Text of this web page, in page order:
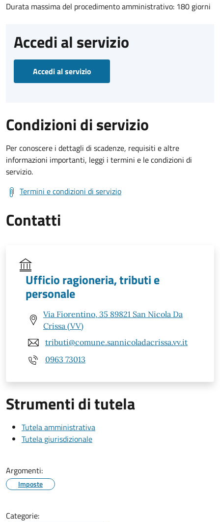
Durata massima del procedimento amministrativo: 180 giorni
Accedi al servizio
Accedi al servizio
Condizioni di servizio
Per conoscere i dettagli di scadenze, requisiti e altre
informazioni importanti, leggi i termini e le condizioni di
servizio.
Termini e condizioni di servizio
Contatti
Ufficio ragioneria, tributi e
personale
Via Fiorentino, 35 89821 San Nicola Da
Crissa (VV)
tributi@comune.sannicoladacrissa.vv.it
0963 73013
Strumenti di tutela
Tutela amministrativa
Tutela giurisdizionale
Argomenti:
Imposte
Categorie: